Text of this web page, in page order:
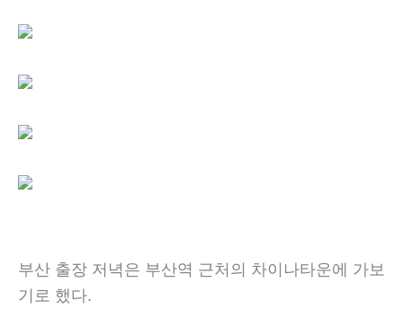
부산 출장 저녁은 부산역 근처의 차이나타운에 가보
기로 했다.